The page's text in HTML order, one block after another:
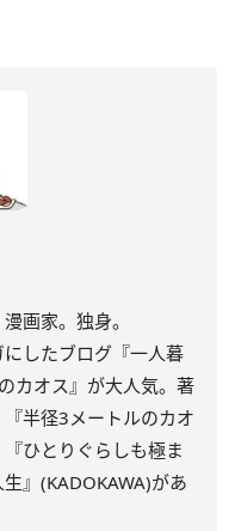
画家。独身。
したブログ『一人暮
カオス』が大人気。著
半径3メートルのカオ
ひとりぐらしも極ま
』(KADOKAWA)があ